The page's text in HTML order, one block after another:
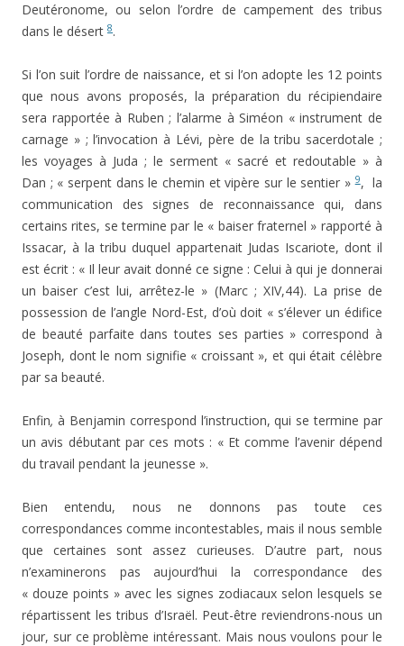
Deutéronome, ou selon l’ordre de campement des tribus
dans le désert 8.
Si l’on suit l’ordre de naissance, et si l’on adopte les 12 points
que nous avons proposés, la préparation du récipiendaire
sera rapportée à Ruben ; l’alarme à Siméon « instrument de
carnage » ; l’invocation à Lévi, père de la tribu sacerdotale ;
les voyages à Juda ; le serment « sacré et redoutable » à
Dan ; « serpent dans le chemin et vipère sur le sentier »9, la
communication des signes de reconnaissance qui, dans
certains rites, se termine par le « baiser fraternel » rapporté à
Issacar, à la tribu duquel appartenait Judas Iscariote, dont il
est écrit : « Il leur avait donné ce signe : Celui à qui je donnerai
un baiser c’est lui, arrêtez-le » (Marc ; XIV,44). La prise de
possession de l’angle Nord-Est, d’où doit « s’élever un édifice
de beauté parfaite dans toutes ses parties » correspond à
Joseph, dont le nom signifie « croissant », et qui était célèbre
par sa beauté.
Enfin, à Benjamin correspond l’instruction, qui se termine par
un avis débutant par ces mots : « Et comme l’avenir dépend
du travail pendant la jeunesse ».
Bien entendu, nous ne donnons pas toute ces
correspondances comme incontestables, mais il nous semble
que certaines sont assez curieuses. D’autre part, nous
n’examinerons pas aujourd’hui la correspondance des
« douze points » avec les signes zodiacaux selon lesquels se
répartissent les tribus d’Israël. Peut-être reviendrons-nous un
jour, sur ce problème intéressant. Mais nous voulons pour le